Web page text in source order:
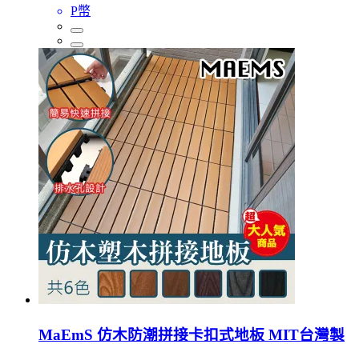
P幣
MaEmS 仿木防潮拼接卡扣式地板 MIT台灣製